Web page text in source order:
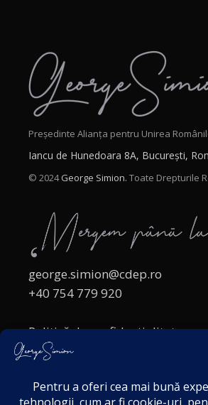
Președinte Alianța pentru Unirea
Iancu de Hunedoara 8A, București,
© 2024George Simion. Toate Drepturile
george.simion@cdep.ro
+40 754 779 920
Politică de confidențialitate
Politica cookies
Acordul de markting